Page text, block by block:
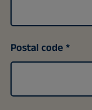
Postal code